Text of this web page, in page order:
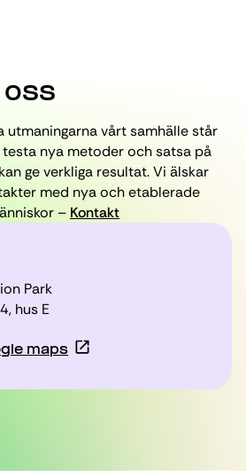
vårt samhälle står
nya metoder och satsa på
ge verkliga resultat. Vi älskar
med nya och etablerade
– Kontakt
Park
hus E
maps